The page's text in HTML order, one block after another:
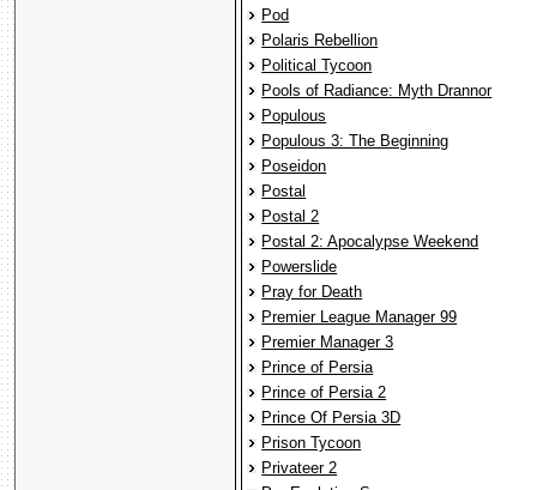
Pod
Polaris Rebellion
Political Tycoon
Pools of Radiance: Myth Drannor
Populous
Populous 3: The Beginning
Poseidon
Postal
Postal 2
Postal 2: Apocalypse Weekend
Powerslide
Pray for Death
Premier League Manager 99
Premier Manager 3
Prince of Persia
Prince of Persia 2
Prince Of Persia 3D
Prison Tycoon
Privateer 2